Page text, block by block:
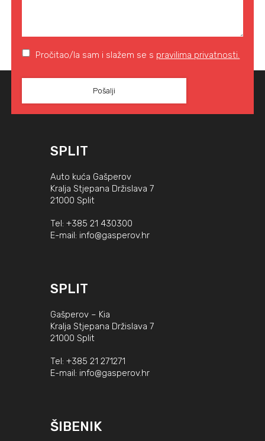
Pročitao/la sam i slažem se s pravilima privatnosti.
SPLIT
Auto kuća Gašperov
Kralja Stjepana Držislava 7
21000 Split
Tel: +385 21 430300
E-mail: info@gasperov.hr
SPLIT
Gašperov – Kia
Kralja Stjepana Držislava 7
21000 Split
Tel: +385 21 271271
E-mail: info@gasperov.hr
ŠIBENIK